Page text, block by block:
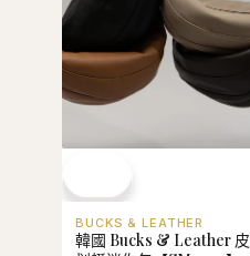
BUCKS & LEATHER
韓國 Bucks & Leather 皮